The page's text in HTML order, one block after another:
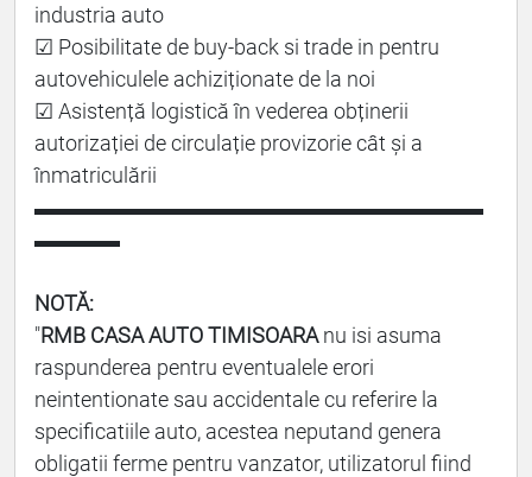
industria auto
☑ Posibilitate de buy-back si trade in pentru
autovehiculele achiziționate de la noi
☑ Asistență logistică în vederea obținerii
autorizației de circulație provizorie cât și a
înmatriculării
▬▬▬▬▬▬▬▬▬▬▬▬▬▬▬▬▬▬▬▬▬
▬▬▬▬
NOTĂ:
"RMB CASA AUTO TIMISOARAnu isi asuma
raspunderea pentru eventualele erori
neintentionate sau accidentale cu referire la
specificatiile auto, acestea neputand genera
obligatii ferme pentru vanzator, utilizatorul fiind